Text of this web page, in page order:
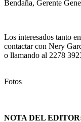
Bendaña, Gerente
Los interesados tanto
contactar con Nery
o llamando al 2278
Fotos
NOTA DEL